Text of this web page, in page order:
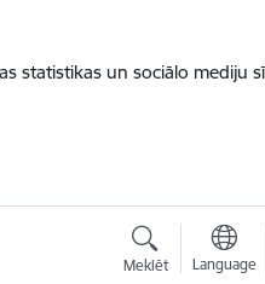
statistikas un sociālo mediju
Meklēt Language